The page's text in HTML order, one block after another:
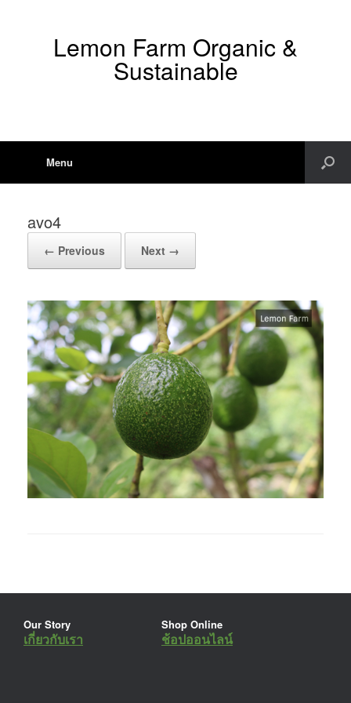
Lemon Farm Organic &
Sustainable
Menu
avo4
← Previous Next →
Our Story
เกี่ยวกับเรา
Shop Online
ช้อปออนไลน์